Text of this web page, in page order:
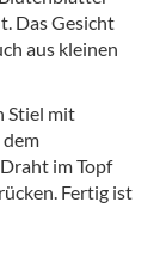
Das Gesicht
aus kleinen
Stiel mit
im Topf
Fertig ist